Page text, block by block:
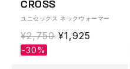
CROSS
ユニセックス ネックウォーマー
通
常
¥2,750 Translation
¥1,925
-30%